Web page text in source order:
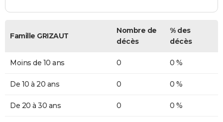
Famille GRIZAUT
Nombre de
décès
% des
décès
Moins de 10 ans 0 0 %
De 10 à 20 ans 0 0 %
De 20 à 30 ans 0 0 %